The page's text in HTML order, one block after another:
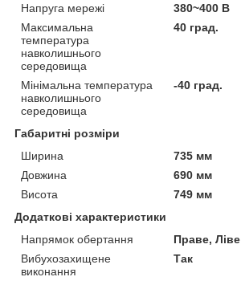
Напруга мережі
380~400 В
Максимальна
температура
навколишнього
середовища
40 град.
Мінімальна температура
навколишнього
середовища
-40 град.
Габаритні розміри
Ширина
735 мм
Довжина
690 мм
Висота
749 мм
Додаткові характеристики
Напрямок обертання
Праве, Ліве
Вибухозахищене
виконання
Так